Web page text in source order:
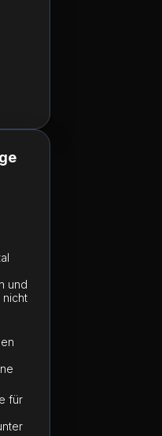
und
nicht
für